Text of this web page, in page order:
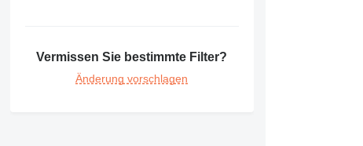
Vermissen Sie bestimmte Filter?
Änderung vorschlagen